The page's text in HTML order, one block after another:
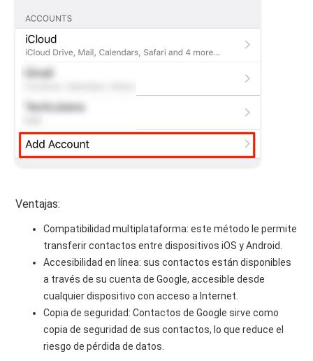
Ventajas:
Compatibilidad multiplataforma: este método le permite
transferir contactos entre dispositivos iOS y Android.
Accesibilidad en línea: sus contactos están disponibles
a través de su cuenta de Google, accesible desde
cualquier dispositivo con acceso a Internet.
Copia de seguridad: Contactos de Google sirve como
copia de seguridad de sus contactos, lo que reduce el
riesgo de pérdida de datos.